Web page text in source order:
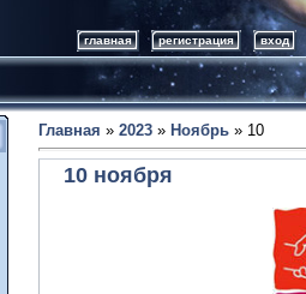
главная регистрация вход
Главная » 2023 » Ноябрь » 10
10 ноября